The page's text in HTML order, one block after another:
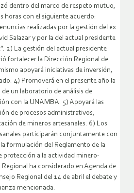
dentro del marco de respeto mutuo,
horas con el siguiente acuerdo:
realizadas por la gestión del ex
Salazar y por la del actual presidente
2) La gestión del actual presidente
fortalecer la Dirección Regional de
apoyará iniciativas de inversión,
4) Promoverá en el presente año la
un laboratorio de análisis de
con la UNAMBA. 5) Apoyará las
de procesos administrativos,
de mineros artesanales. 6) Los
participarán conjuntamente con
formulación del Reglamento de la
protección a la actividad minero-
Regional ha considerado en Agenda de
Regional del 14 de abril el debate y
mencionada.